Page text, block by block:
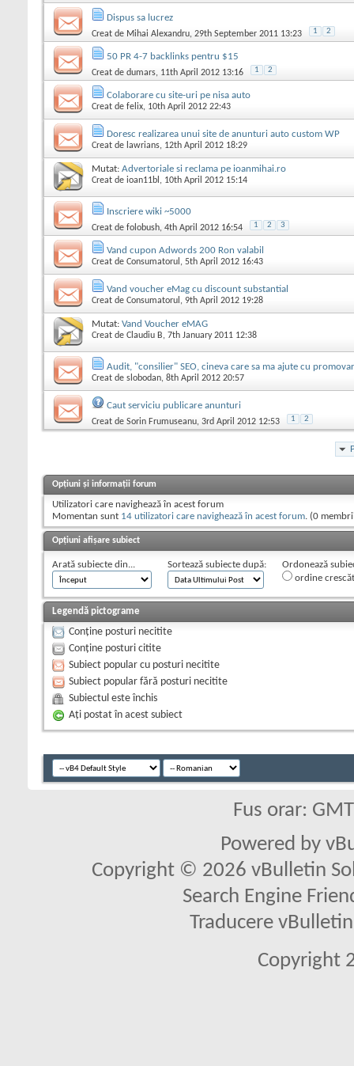
Dispus sa lucrez
Creat de Mihai Alexandru, 29th September 2011 13:23 1 2
50 PR 4-7 backlinks pentru $15
Creat de dumars, 11th April 2012 13:16 1 2
Colaborare cu site-uri pe nisa auto
Creat de felix, 10th April 2012 22:43
Doresc realizarea unui site de anunturi auto custom WP
Creat de lawrians, 12th April 2012 18:29
Mutat: Advertoriale si reclama pe ioanmihai.ro
Creat de ioan11bl , 10th April 2012 15:14
Inscriere wiki ~5000
Creat de folobush, 4th April 2012 16:54 1 2 3
Vand cupon Adwords 200 Ron valabil
Creat de Consumatorul , 5th April 2012 16:43
Vand voucher eMag cu discount substantial
Creat de Consumatorul , 9th April 2012 19:28
Mutat: Vand Voucher eMAG
Creat de Claudiu B, 7th January 2011 12:38
Audit, "consilier" SEO, cineva care sa ma ajute cu
Creat de slobodan, 8th April 2012 20:57
Caut serviciu publicare anunturi
Creat de Sorin Frumuseanu, 3rd April 2012 12:53 1 2
Opțiuni și informații forum
Utilizatori care navighează în acest forum
Momentan sunt 14 utilizatori care navighează în acest forum. (0
Opțiuni afișare subiect
Arată subiecte din... Sortează subiecte după:
Ordonează
ordine
Legendă pictograme
Conține posturi necitite
Conține posturi citite
Subiect popular cu posturi necitite
Subiect popular fără posturi necitite
Subiectul este închis
Aţi postat în acest subiect
Fus orar:
Powered by
Copyright © 2026 vBulletin
Search Engine
Traducere
Copyright